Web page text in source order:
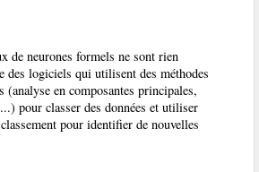
de neurones formels ne sont rien
des logiciels qui utilisent des méthodes
(analyse en composantes principales,
pour classer des données et utiliser
pour identifier de nouvelles